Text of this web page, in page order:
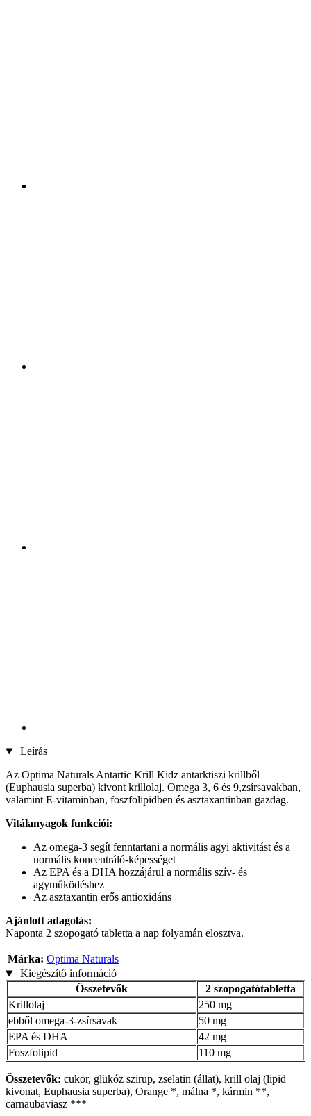
Leírás
Az Optima Naturals Antartic Krill Kidz antarktiszi krillből
(Euphausia superba) kivont krillolaj. Omega 3, 6 és 9,zsírsavakban,
valamint E-vitaminban, foszfolipidben és asztaxantinban gazdag.
Vitálanyagok funkciói:
Az omega-3 segít fenntartani a normális agyi aktivitást és a
normális koncentráló-képességet
Az EPA és a DHA hozzájárul a normális szív- és
agyműködéshez
Az asztaxantin erős antioxidáns
Ajánlott adagolás:
Naponta 2 szopogató tabletta a nap folyamán elosztva.
Márka: Optima Naturals
Kiegészítő információ
Összetevők
2 szopogatótabletta
Krillolaj
250 mg
ebből omega-3-zsírsavak
50 mg
EPA és DHA
42 mg
Foszfolipid
110 mg
Összetevők: cukor, glükóz szirup, zselatin (állat), krill olaj (lipid
kivonat, Euphausia superba), Orange *, málna *, kármin **,
carnaubaviasz ***